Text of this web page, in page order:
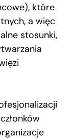
które
a więc
stosunki,